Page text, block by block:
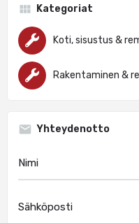
Kategoriat
Yhteydenotto